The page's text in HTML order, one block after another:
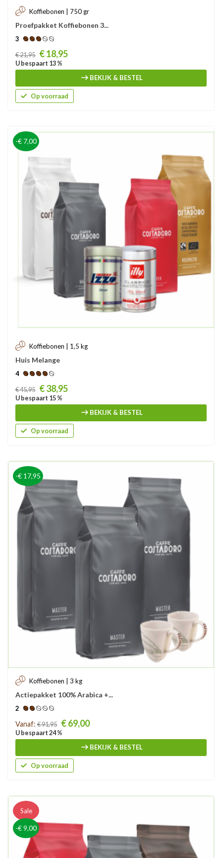
Koffiebonen | 750 gr
Proefpakket Koffiebonen 3...
3
Prijs
€ 21,95 € 18,95
U bespaart 13 %
BEKIJK & BESTEL
Op voorraad
-€ 7,00
Koffiebonen | 1,5 kg
Huis Melange
4
Prijs
€ 45,95 € 38,95
U bespaart 15 %
BEKIJK & BESTEL
Op voorraad
-€ 17,95
Koffiebonen | 3 kg
Actiepakket 100% Arabica +...
2
Prijs
Vanaf: € 91,95 € 69,00
U bespaart 24 %
BEKIJK & BESTEL
Op voorraad
Sale
-€ 9,00